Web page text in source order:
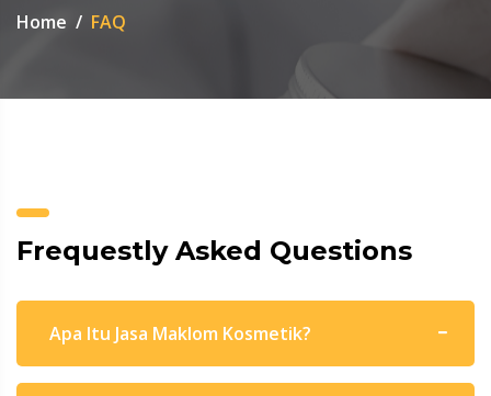
Home FAQ
Frequestly Asked Questions
Apa Itu Jasa Maklom Kosmetik?